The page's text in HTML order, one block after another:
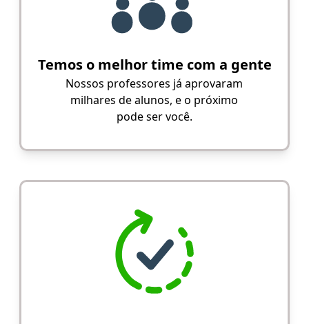
Temos o melhor time com a gente
Nossos professores já aprovaram
milhares de alunos, e o próximo
pode ser você.